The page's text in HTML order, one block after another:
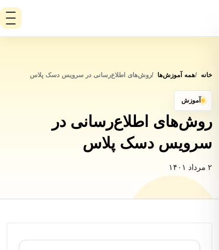
خانه همه آموزش‌ها روش‌های اطلاع‌رسانی در سرویس دسک پلاس
آموزش
روش‌های اطلاع‌رسانی در سرویس
دسک پلاس
۲ مرداد ۱۴۰۱